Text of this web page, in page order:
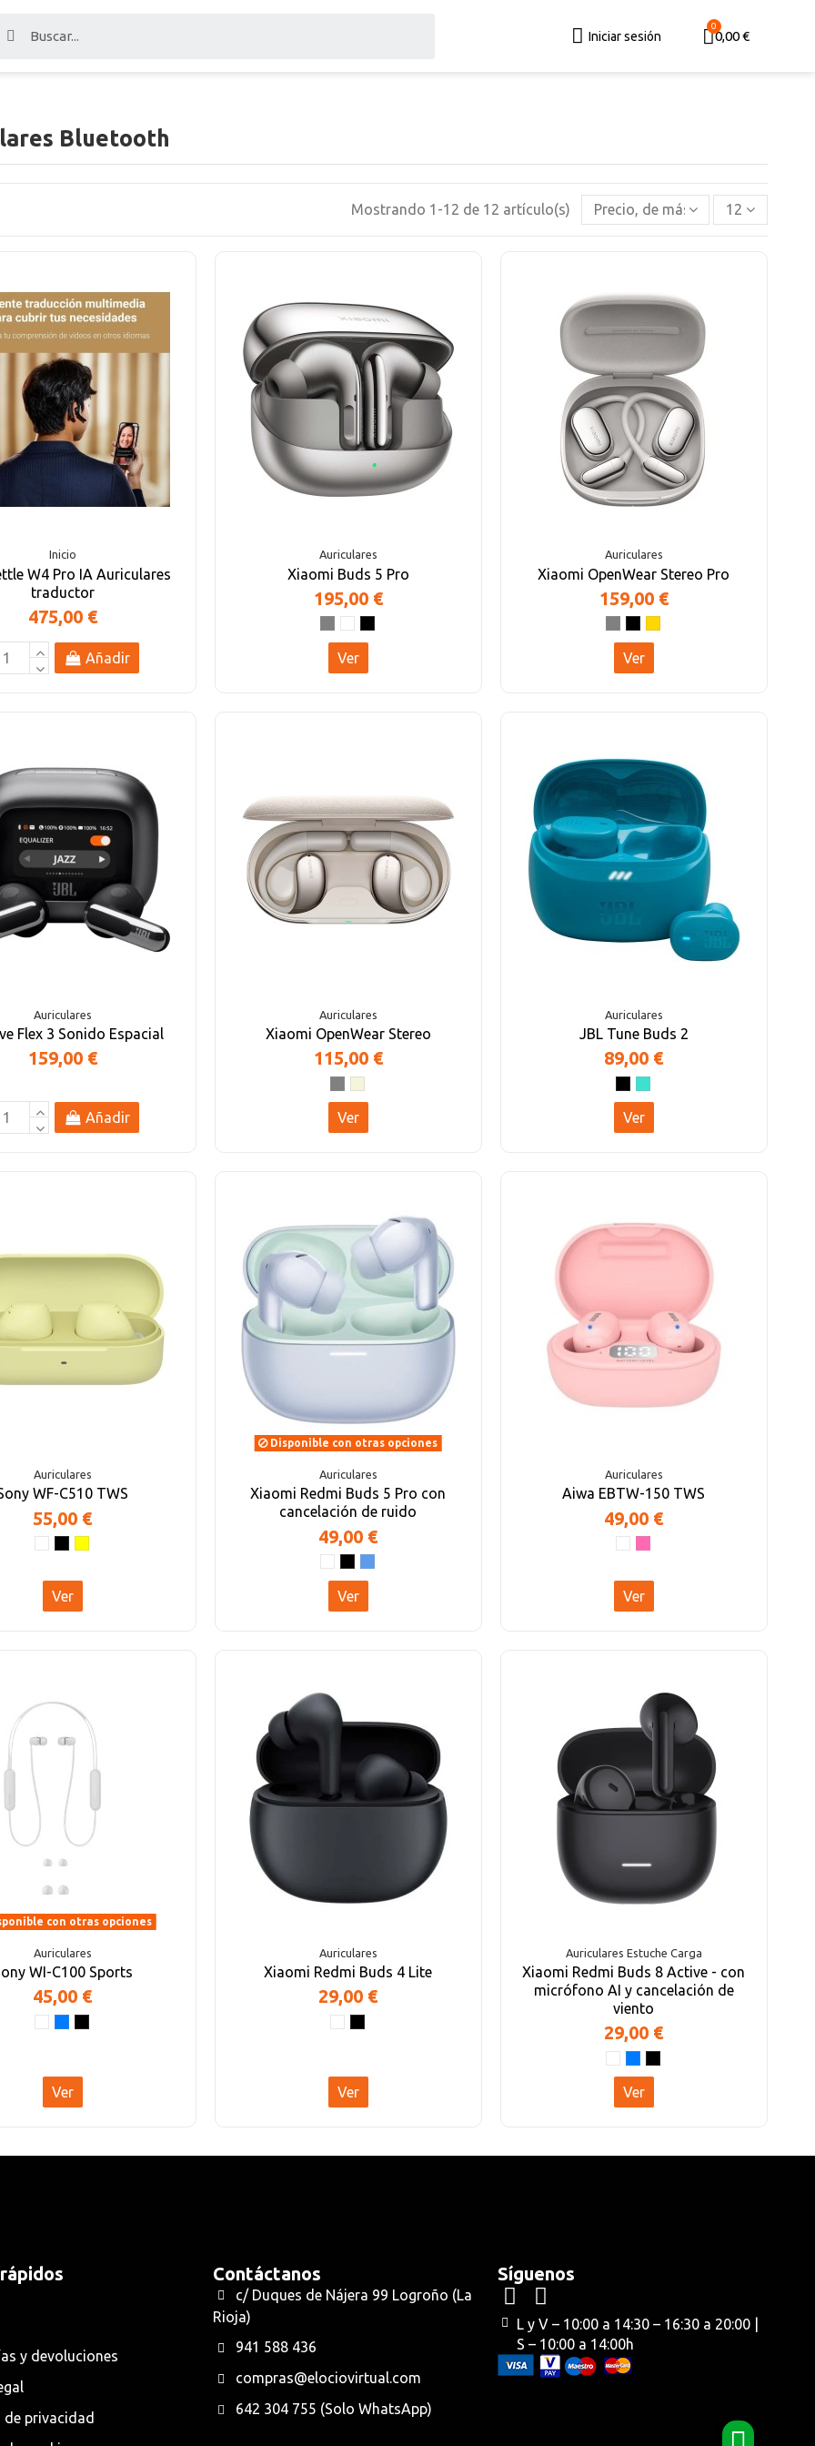
Iniciar sesión 0,00 €
Bluetooth
Mostrando 1-12 de 12 artículo(s) Precio, de más alto a más bajo
12
Inicio
W4 Pro IA Auriculares
traductor
475,00 €
Añadir
Auriculares
Xiaomi Buds 5 Pro
195,00 €
Ver
Auriculares
Xiaomi OpenWear Stereo Pro
159,00 €
Ver
Auriculares
Flex 3 Sonido Espacial
159,00 €
Añadir
Auriculares
Xiaomi OpenWear Stereo
115,00 €
Ver
Auriculares
JBL Tune Buds 2
89,00 €
Ver
Auriculares
WF-C510 TWS
55,00 €
Ver
Disponible con otras opciones
Auriculares
Xiaomi Redmi Buds 5 Pro con
cancelación de ruido
49,00 €
Ver
Auriculares
Aiwa EBTW-150 TWS
49,00 €
Ver
con otras opciones
Auriculares
WI-C100 Sports
45,00 €
Ver
Auriculares
Xiaomi Redmi Buds 4 Lite
29,00 €
Ver
Auriculares Estuche Carga
Xiaomi Redmi Buds 8 Active - con
micrófono AI y cancelación de
viento
29,00 €
Ver
y devoluciones
de privacidad
Contáctanos
c/ Duques de Nájera 99 Logroño (La
Rioja)
941 588 436
compras@elociovirtual.com
642 304 755 (Solo WhatsApp)
Síguenos
L y V – 10:00 a 14:30 – 16:30 a 20:00 |
S – 10:00 a 14:00h